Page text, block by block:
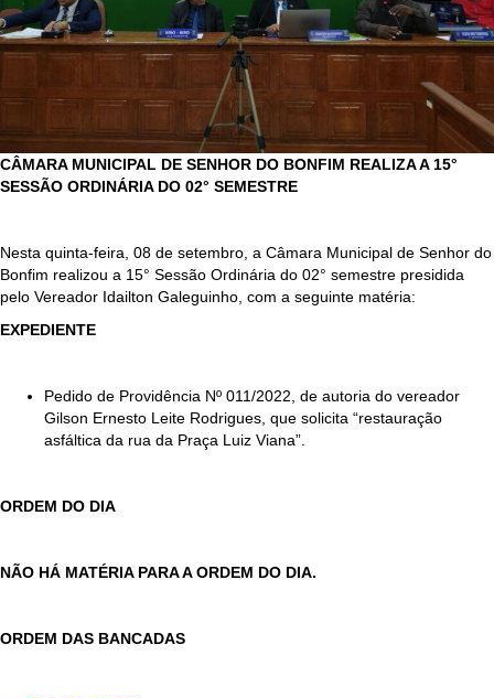
CÂMARA MUNICIPAL DE SENHOR DO BONFIM REALIZA A 15°
SESSÃO ORDINÁRIA DO 02° SEMESTRE
Nesta quinta-feira, 08 de setembro, a Câmara Municipal de Senhor do
Bonfim realizou a 15° Sessão Ordinária do 02° semestre presidida
pelo Vereador Idailton Galeguinho, com a seguinte matéria:
EXPEDIENTE
Pedido de Providência Nº 011/2022, de autoria do vereador
Gilson Ernesto Leite Rodrigues, que solicita “restauração
asfáltica da rua da Praça Luiz Viana”.
ORDEM DO DIA
NÃO HÁ MATÉRIA PARA A ORDEM DO DIA.
ORDEM DAS BANCADAS